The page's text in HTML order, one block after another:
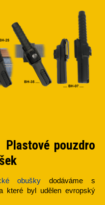
Plastové pouzdro
obušky dodáváme s
které byl udělen evropský